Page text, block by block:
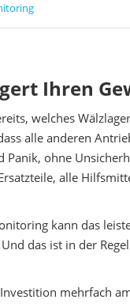
Ihren
welches
alle anderen
Panik, ohne
alle
kann das
das ist in der
mehrfach